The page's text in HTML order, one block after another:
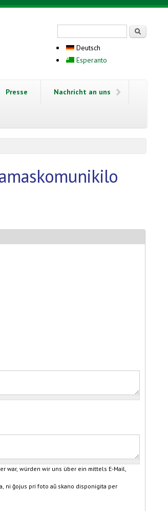
Deutsch
Esperanto
Presse Nachricht an uns
war, würden wir uns über ein mittels E-Mail,
ni ĝojus pri foto aŭ skano disponigita per